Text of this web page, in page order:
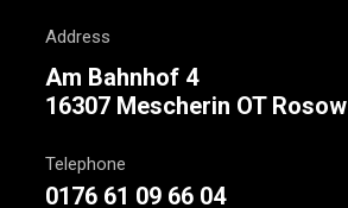
Address
Am Bahnhof 4
16307 Mescherin OT Rosow
Telephone
0176 61 09 66 04